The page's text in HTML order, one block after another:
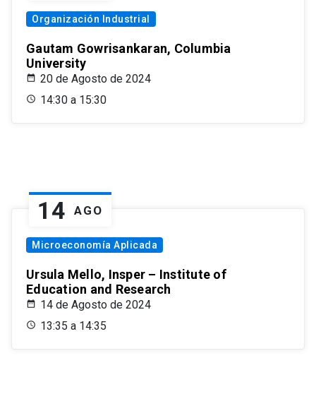
Organización Industrial
Gautam Gowrisankaran, Columbia
University
20 de Agosto de 2024
14:30 a 15:30
14 AGO
Microeconomía Aplicada
Ursula Mello, Insper – Institute of
Education and Research
14 de Agosto de 2024
13:35 a 14:35